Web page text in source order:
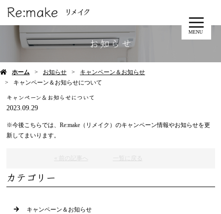
MENU
お知らせ
ホーム お知らせ
キャンペーン＆お知らせ
キャンペーン＆お知らせについて
キャンペーン＆お知らせについて
2023.09.29
※今後こちらでは、Re:make（リメイク）のキャンペーン情報やお知らせを更
新してまいります。
« 前の記事へ 一覧に戻る
カテゴリー
キャンペーン＆お知らせ